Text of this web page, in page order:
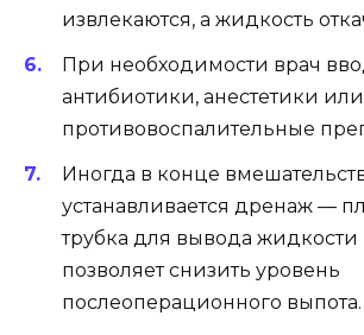
извлекаются, а жидкость
При необходимости врач
антибиотики, анестетики или
противовоспалительные
Иногда в конце
устанавливается дренаж —
трубка для вывода жидкости
позволяет снизить уровень
послеоперационного выпота.